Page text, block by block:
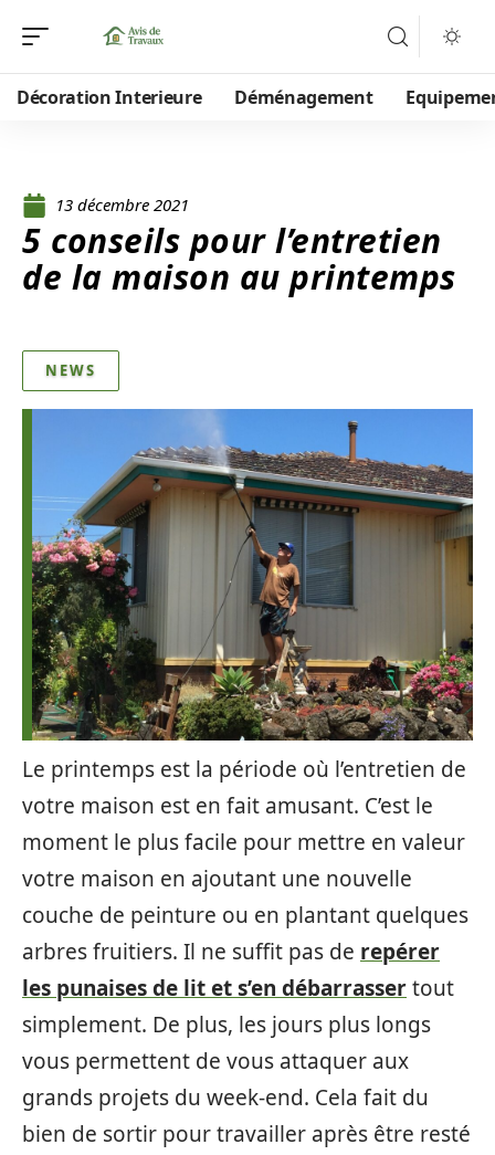
Décoration Interieure Déménagement
13 décembre 2021
5 conseils pour l’entretien
de la maison au printemps
NEWS
Le printemps est la période où l’entretien de
votre maison est en fait amusant. C’est le
moment le plus facile pour mettre en valeur
votre maison en ajoutant une nouvelle
couche de peinture ou en plantant quelques
arbres fruitiers. Il ne suffit pas de repérer
les punaises de lit et s’en débarrassertout
simplement. De plus, les jours plus longs
vous permettent de vous attaquer aux
grands projets du week-end. Cela fait du
bien de sortir pour travailler après être resté